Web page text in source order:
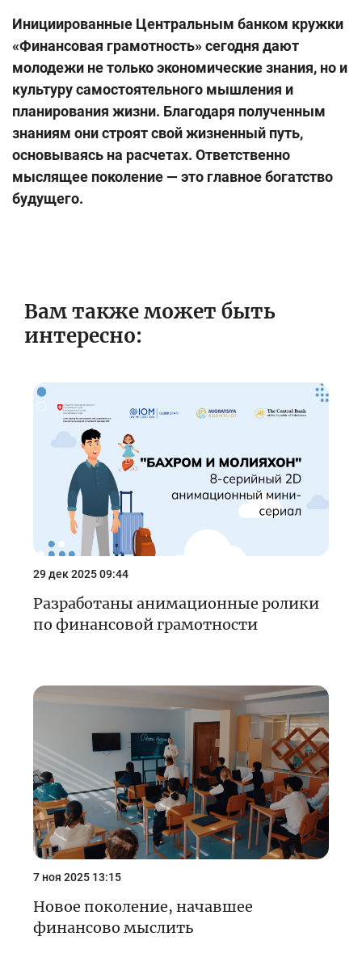
Инициированные Центральным банком кружки
«Финансовая грамотность» сегодня дают
молодежи не только экономические знания, но и
культуру самостоятельного мышления и
планирования жизни. Благодаря полученным
знаниям они строят свой жизненный путь,
основываясь на расчетах. Ответственно
мыслящее поколение — это главное богатство
будущего.
Вам также может быть
интересно:
29 дек 2025 09:44
Разработаны анимационные ролики
по финансовой грамотности
7 ноя 2025 13:15
Новое поколение, начавшее
финансово мыслить